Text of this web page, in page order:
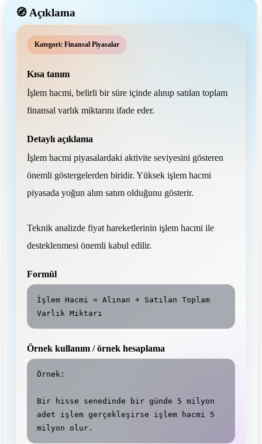
🧭 Açıklama
Kategori: Finansal Piyasalar
Kısa tanım
İşlem hacmi, belirli bir süre içinde alınıp satılan toplam
finansal varlık miktarını ifade eder.
Detaylı açıklama
İşlem hacmi piyasalardaki aktivite seviyesini gösteren
önemli göstergelerden biridir. Yüksek işlem hacmi
piyasada yoğun alım satım olduğunu gösterir.
Teknik analizde fiyat hareketlerinin işlem hacmi ile
desteklenmesi önemli kabul edilir.
Formül
İşlem Hacmi = Alınan + Satılan Toplam
Varlık Miktarı
Örnek kullanım / örnek hesaplama
Örnek:
Bir hisse senedinde bir günde 5 milyon
adet işlem gerçekleşirse işlem hacmi 5
milyon olur.